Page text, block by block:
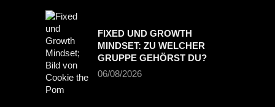
FIXED UND GROWTH
MINDSET: ZU WELCHER
GRUPPE GEHÖRST DU?
06/08/2026